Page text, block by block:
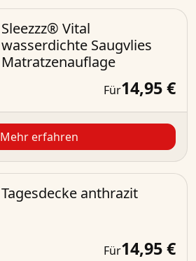
Sleezzz® Vital
wasserdichte Saugvlies
Matratzenauflage
Für14,95 €
Mehr erfahren
Tagesdecke anthrazit
Für14,95 €